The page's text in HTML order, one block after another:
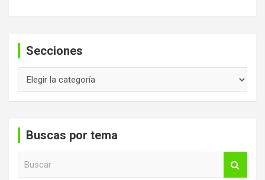
Secciones
Buscas por tema